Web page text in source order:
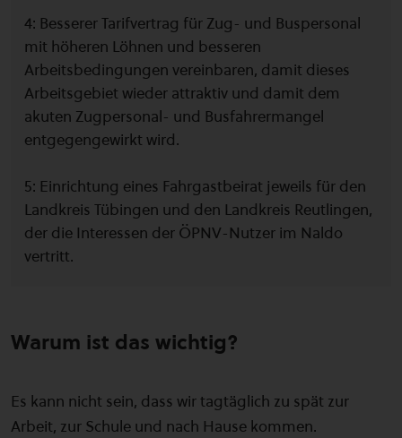
4: Besserer Tarifvertrag für Zug- und Buspersonal
mit höheren Löhnen und besseren
Arbeitsbedingungen vereinbaren, damit dieses
Arbeitsgebiet wieder attraktiv und damit dem
akuten Zugpersonal- und Busfahrermangel
entgegengewirkt wird.
5: Einrichtung eines Fahrgastbeirat jeweils für den
Landkreis Tübingen und den Landkreis Reutlingen,
der die Interessen der ÖPNV-Nutzer im Naldo
vertritt.
Warum ist das wichtig?
Es kann nicht sein, dass wir tagtäglich zu spät zur
Arbeit, zur Schule und nach Hause kommen.